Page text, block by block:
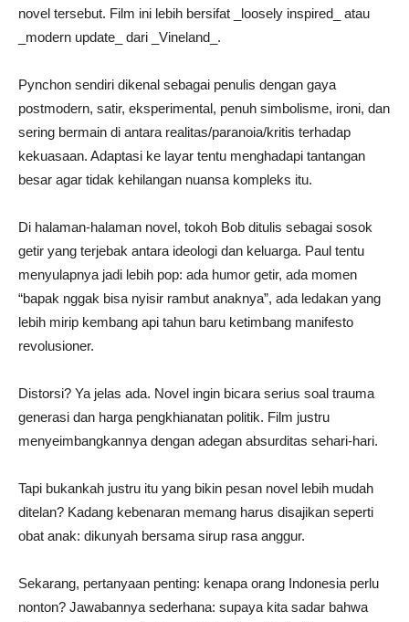
novel tersebut. Film ini lebih bersifat _loosely inspired_ atau
_modern update_ dari _Vineland_.
Pynchon sendiri dikenal sebagai penulis dengan gaya
postmodern, satir, eksperimental, penuh simbolisme, ironi, dan
sering bermain di antara realitas/paranoia/kritis terhadap
kekuasaan. Adaptasi ke layar tentu menghadapi tantangan
besar agar tidak kehilangan nuansa kompleks itu.
Di halaman-halaman novel, tokoh Bob ditulis sebagai sosok
getir yang terjebak antara ideologi dan keluarga. Paul tentu
menyulapnya jadi lebih pop: ada humor getir, ada momen
“bapak nggak bisa nyisir rambut anaknya”, ada ledakan yang
lebih mirip kembang api tahun baru ketimbang manifesto
revolusioner.
Distorsi? Ya jelas ada. Novel ingin bicara serius soal trauma
generasi dan harga pengkhianatan politik. Film justru
menyeimbangkannya dengan adegan absurditas sehari-hari.
Tapi bukankah justru itu yang bikin pesan novel lebih mudah
ditelan? Kadang kebenaran memang harus disajikan seperti
obat anak: dikunyah bersama sirup rasa anggur.
Sekarang, pertanyaan penting: kenapa orang Indonesia perlu
nonton? Jawabannya sederhana: supaya kita sadar bahwa